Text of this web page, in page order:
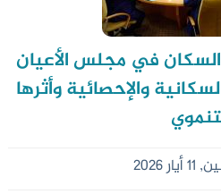
في مجلس الأعيان
والإحصائية وأثرها
2026